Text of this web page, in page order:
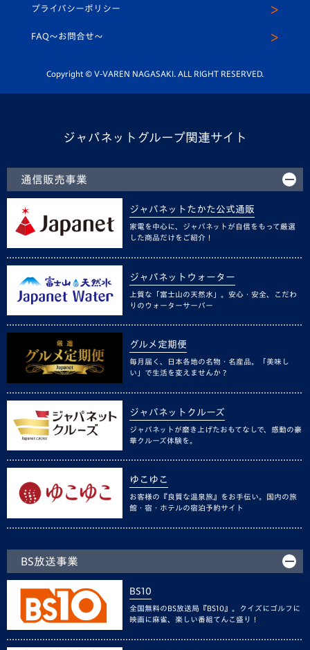
平和祈念活動
ホームタウン活動
スクール
公式LINE＠
プライバシーポリシー
FAQ〜お問合せ〜
Copyright © V-VAREN NAGASAKI. ALL RIGHT RESERVED.
ジャパネットグループ関連サイト
通信販売事業
ジャパネットたかた公式通販
家電を中心に、ジャパネットが自信をもって厳選
した商品だけをご紹介！
ジャパネットウォーター
上質な「富士山の天然水」。安心・安全、こだわ
りのウォーターサーバー
グルメ定期便
毎月届く、日本各地の名物・名産品。「美味し
い」で生活を変えませんか？
ジャパネットクルーズ
ジャパネットが磨き上げたおもてなしで、感動の豪
華クルーズ体験を。
ゆこゆこ
お客様の『良質な温泉旅』をお手伝い。国内の旅
館・宿・ホテルの宿泊予約サイト
BS放送事業
BS10
全国無料のBS放送局『BS10』。クイズにゴルフに
映画に麻雀、楽しい番組てんこ盛り！